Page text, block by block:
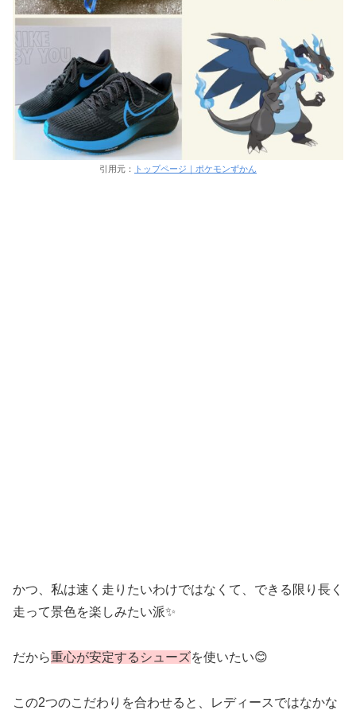
引用元： トップページ｜ポケモンずかん
かつ、私は速く走りたいわけではなくて、できる限り長く
走って景色を楽しみたい派✨
だから重心が安定するシューズを使いたい😊
この2つのこだわりを合わせると、レディースではなかな